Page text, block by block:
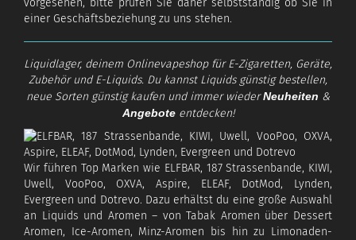
vorgesehen, bitte prüfen Sie daher selbstständig ob Sie in
einer Geschäftsbeziehung zu uns stehen.
Liquidlager, deinem Onlinevapeshop für E-Zigaretten, Geräte,
Zubehör und E-Liquids. Du kannst Liquids günstig bestellen,
neue Sorten günstig kaufen und immer wiederNeuheiten &
Angeboteentdecken!
Wir führen Top Marken wie ELFBAR, 187 Strassenbande, KIWI,
Uwell, VooPoo, OXVA, Aspire, ELEAF, DotMod, Lynden,
Evergreen und Dotrevo. Dazu erhältst du eine große Auswahl
an Liquids und Aromen – von Tabak Aromen über Dessert
Aromen, Ice-Aromen, Minz-Aromen bis hin zu Limonaden-